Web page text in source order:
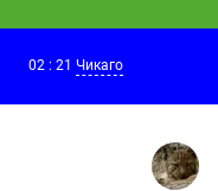
02 : 21 Чикаго